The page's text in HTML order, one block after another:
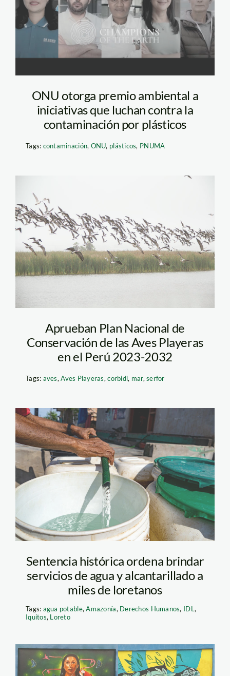
tierra
ONU otorga premio ambiental a
iniciativas que luchan contra la
contaminación por plásticos
Tags: contaminación, ONU, plásticos, PNUMA
aves pantanos de villa
– macarena tabja –
spda
Aprueban Plan Nacional de
Conservación de las Aves Playeras
en el Perú 2023-2032
Tags: aves,Aves Playeras,corbidi, mar,serfor
caso-Punchana_fotos-
Angela-Rodriguez-(7)
Sentencia histórica ordena brindar
servicios de agua y alcantarillado a
miles de loretanos
Tags: agua potable,Amazonía, Derechos Humanos, IDL,
Iquitos, Loreto